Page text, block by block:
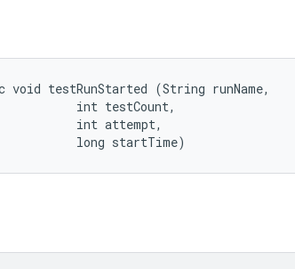
void testRunStarted (String runName,
int testCount,
int attempt,
long startTime)